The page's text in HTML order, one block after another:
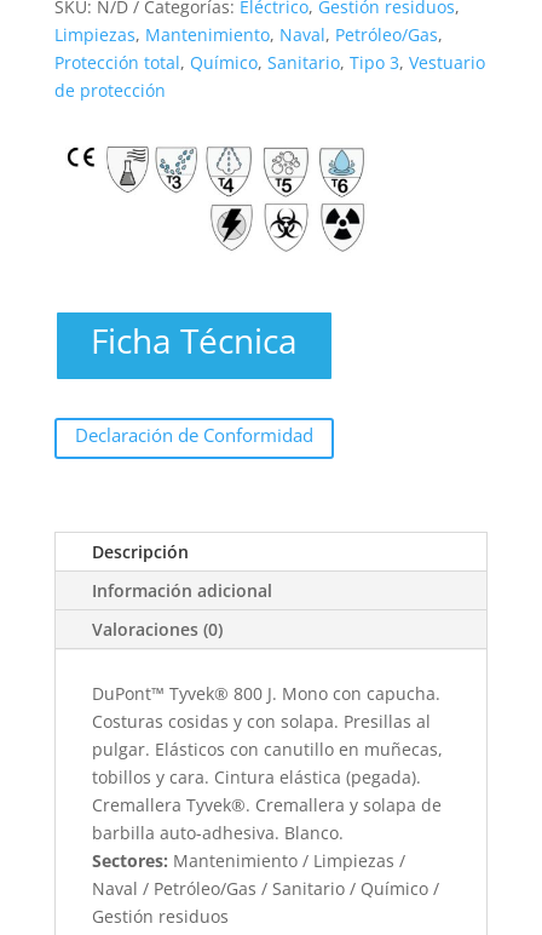
SKU: N/D Categorías: Eléctrico, Gestión residuos,
Limpiezas, Mantenimiento, Naval, Petróleo/Gas,
Protección total, Químico, Sanitario, Tipo 3, Vestuario
de protección
Ficha Técnica
Declaración de Conformidad
Descripción
Información adicional
Valoraciones (0)
DuPont™ Tyvek® 800 J. Mono con capucha.
Costuras cosidas y con solapa. Presillas al
pulgar. Elásticos con canutillo en muñecas,
tobillos y cara. Cintura elástica (pegada).
Cremallera Tyvek®. Cremallera y solapa de
barbilla auto-adhesiva. Blanco.
Sectores: Mantenimiento / Limpiezas /
Naval / Petróleo/Gas / Sanitario / Químico /
Gestión residuos